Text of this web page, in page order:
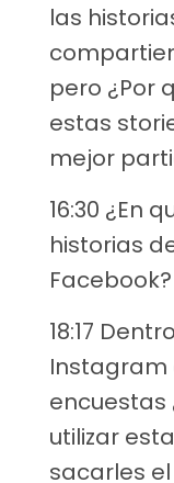
las
pero ¿Por
estas
mejor
16:30 ¿En
historias
Facebook?
18:17
Instagram
encuestas
utilizar
sacarles